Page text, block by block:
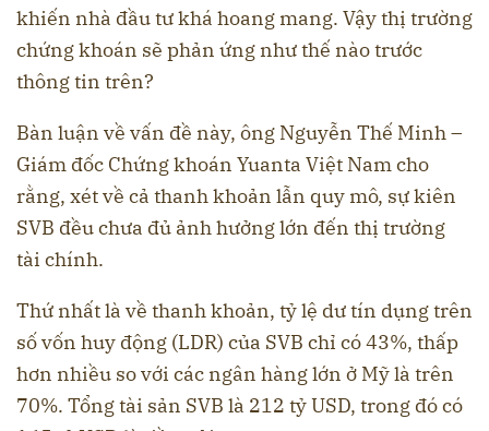
khiến nhà đầu tư khá hoang mang. Vậy thị trường
chứng khoán sẽ phản ứng như thế nào trước
thông tin trên?
Bàn luận về vấn đề này, ông Nguyễn Thế Minh –
Giám đốc Chứng khoán Yuanta Việt Nam cho
rằng, xét về cả thanh khoản lẫn quy mô, sự kiên
SVB đều chưa đủ ảnh hưởng lớn đến thị trường
tài chính.
Thứ nhất là về thanh khoản, tỷ lệ dư tín dụng trên
số vốn huy động (LDR) của SVB chỉ có 43%, thấp
hơn nhiều so với các ngân hàng lớn ở Mỹ là trên
70%. Tổng tài sản SVB là 212 tỷ USD, trong đó có